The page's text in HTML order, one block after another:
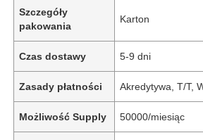
Szczegóły
pakowania
Karton
Czas dostawy 5-9 dni
Zasady płatności Akredytywa, T/T,
Możliwość Supply 50000/miesiąc